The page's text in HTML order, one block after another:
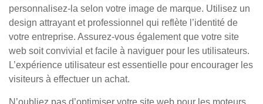
personnalisez-la selon votre image de marque. Utilisez un
design attrayant et professionnel qui reflète l’identité de
votre entreprise. Assurez-vous également que votre site
web soit convivial et facile à naviguer pour les utilisateurs.
L’expérience utilisateur est essentielle pour encourager les
visiteurs à effectuer un achat.
N’oubliez pas d’optimiser votre site web pour les moteurs